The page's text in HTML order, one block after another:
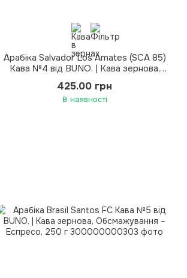
Арабіка Salvador Los Amates (SCA 85)
Кава №4 від BUNO. | Кава зернова,
425.00 грн
В наявності